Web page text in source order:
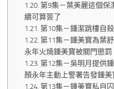
第9集－葉美麗這個保
續可算簽了
第10集－鍾潔跳樓自
第11集－鍾美寶為葉
永年火燒鍾美寶被關門懲罰
第12集－吳明月提供
顏永年主動上警署告發鍾美
第13集－鍾美寶私自